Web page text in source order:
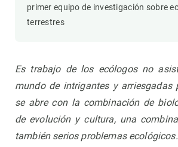
primer equipo de investigación sobre
terrestres
Es trabajo de los ecólogos no
mundo de intrigantes y arriesgadas
se abre con la combinación de
de evolución y cultura, una
también serios problemas ecológicos.